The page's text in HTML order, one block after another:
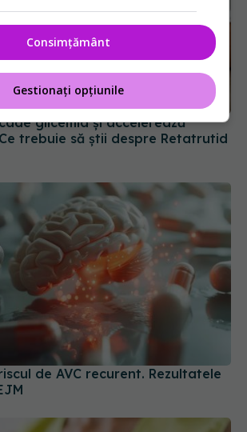
glicemia și accelerează
trebuie să știi despre Retatrutid
de AVC recurent. Rezultatele
Consimțământ
Gestionați opțiunile